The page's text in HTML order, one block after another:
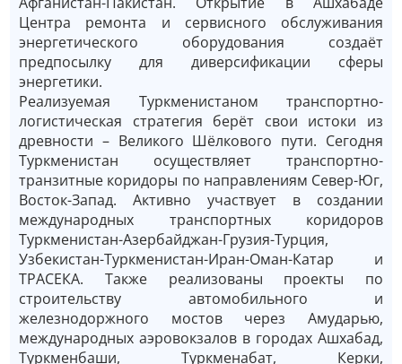
Центра ремонта и сервисного обслуживания
энергетического оборудования создаёт
предпосылку для диверсификации сферы
энергетики.
Реализуемая Туркменистаном транспортно-
логистическая стратегия берёт свои истоки из
древности – Великого Шёлкового пути. Сегодня
Туркменистан осуществляет транспортно-
транзитные коридоры по направлениям Север-Юг,
Восток-Запад. Активно участвует в создании
международных транспортных коридоров
Туркменистан-Азербайджан-Грузия-Турция,
Узбекистан-Туркменистан-Иран-Оман-Катар и
ТРАСЕКА. Также реализованы проекты по
строительству автомобильного и
железнодоржного мостов через Амударью,
международных аэровокзалов в городах Ашхабад,
Туркменбаши, Туркменабат, Керки,